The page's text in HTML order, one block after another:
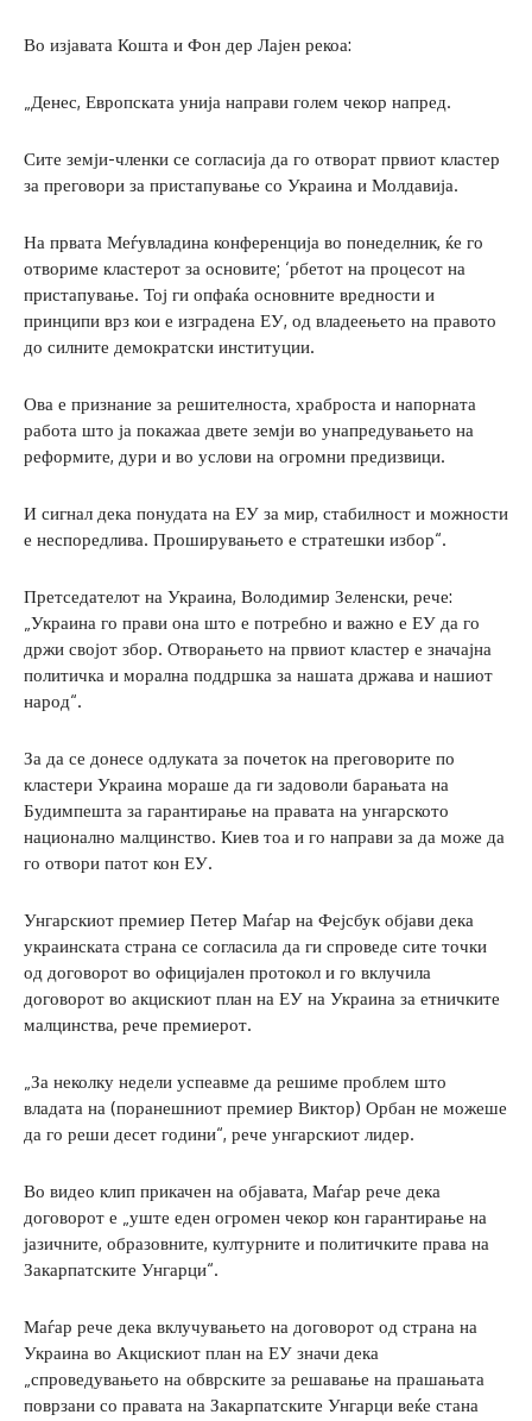
Во изјавата Кошта и Фон дер Лајен рекоа:
„Денес, Европската унија направи голем чекор напред.
Сите земји-членки се согласија да го отворат првиот кластер
за преговори за пристапување со Украина и Молдавија.
На првата Меѓувладина конференција во понеделник, ќе го
отвориме кластерот за основите; ‘рбетот на процесот на
пристапување. Тој ги опфаќа основните вредности и
принципи врз кои е изградена ЕУ, од владеењето на правото
до силните демократски институции.
Ова е признание за решителноста, храброста и напорната
работа што ја покажаа двете земји во унапредувањето на
реформите, дури и во услови на огромни предизвици.
И сигнал дека понудата на ЕУ за мир, стабилност и можности
е неспоредлива. Проширувањето е стратешки избор“.
Претседателот на Украина, Володимир Зеленски, рече:
„Украина го прави она што е потребно и важно е ЕУ да го
држи својот збор. Отворањето на првиот кластер е значајна
политичка и морална поддршка за нашата држава и нашиот
народ“.
За да се донесе одлуката за почеток на преговорите по
кластери Украина мораше да ги задоволи барањата на
Будимпешта за гарантирање на правата на унгарското
национално малцинство. Киев тоа и го направи за да може да
го отвори патот кон ЕУ.
Унгарскиот премиер Петер Маѓар на Фејсбук објави дека
украинската страна се согласила да ги спроведе сите точки
од договорот во официјален протокол и го вклучила
договорот во акцискиот план на ЕУ на Украина за етничките
малцинства, рече премиерот.
„За неколку недели успеавме да решиме проблем што
владата на (поранешниот премиер Виктор) Орбан не можеше
да го реши десет години“, рече унгарскиот лидер.
Во видео клип прикачен на објавата, Маѓар рече дека
договорот е „уште еден огромен чекор кон гарантирање на
јазичните, образовните, културните и политичките права на
Закарпатските Унгарци“.
Маѓар рече дека вклучувањето на договорот од страна на
Украина во Акцискиот план на ЕУ значи дека
„спроведувањето на обврските за решавање на прашањата
поврзани со правата на Закарпатските Унгарци веќе стана